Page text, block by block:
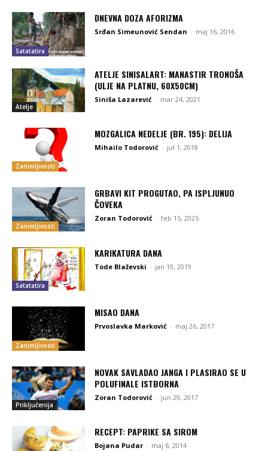
Satatatira
DNEVNA DOZA AFORIZMA
Srđan Simeunović Sendan - maj 16, 2016
Atelje
ATELJE SINISALART: MANASTIR TRONOŠA
(ULJE NA PLATNU, 60X50CM)
Siniša Lazarević - mar 24, 2021
Zanimljivosti
MOZGALICA NEDELJE (BR. 195): DELIJA
Mihailo Todorović - jul 1, 2018
Zanimljivosti
GRBAVI KIT PROGUTAO, PA ISPLJUNUO
ČOVEKA
Zoran Todorović - feb 15, 2025
Satatatira
KARIKATURA DANA
Tode Blaževski - jan 19, 2019
Zanimljivosti
MISAO DANA
Prvoslavka Marković - maj 26, 2017
Priključenija
NOVAK SAVLADAO JANGA I PLASIRAO SE U
POLUFINALE ISTBORNA
Zoran Todorović - jun 29, 2017
RECEPT: PAPRIKE SA SIROM
Bojana Pudar - maj 6, 2014